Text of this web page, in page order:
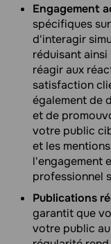
Engagement
spécifiques
d'interagir
réduisant
réagir aux
satisfaction
également de
et de
votre public
et les
l'engagement
professionnel
Publications
garantit que
votre public